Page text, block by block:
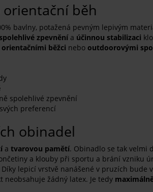
orientační běh
bavlny, potažená pevným lepivým
spolehlivé zpevněnía účinnou stabilizaci
orientačními běžci nebo outdoorovými
spolehlivé zpevnění
preferencí
obinadel
a tvarovou pamětí. Obinadlo se tak velmi
a klouby při sportu a brání vzniku
lepicí vrstvě nanášené v pruzích bude
žádný latex. Je tedy